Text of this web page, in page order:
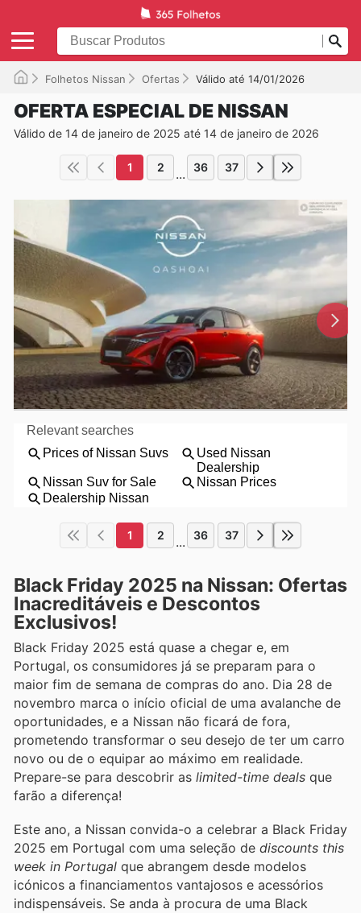
Folhetos Nissan Ofertas Válido até 14/01/2026
OFERTA ESPECIAL DE NISSAN
Válido de 14 de janeiro de 2025 até 14 de janeiro de 2026
1 2 ... 36 37
1 2 ... 36 37
Black Friday 2025 na Nissan: Ofertas
Inacreditáveis e Descontos
Exclusivos!
Black Friday 2025 está quase a chegar e, em
Portugal, os consumidores já se preparam para o
maior fim de semana de compras do ano. Dia 28 de
novembro marca o início oficial de uma avalanche de
oportunidades, e a Nissan não ficará de fora,
prometendo transformar o seu desejo de ter um carro
novo ou de o equipar ao máximo em realidade.
Prepare-se para descobrir as limited-time deals que
farão a diferença!
Este ano, a Nissan convida-o a celebrar a Black Friday
2025 em Portugal com uma seleção de discounts this
week in Portugal que abrangem desde modelos
icónicos a financiamentos vantajosos e acessórios
indispensáveis. Se anda à procura de uma Black